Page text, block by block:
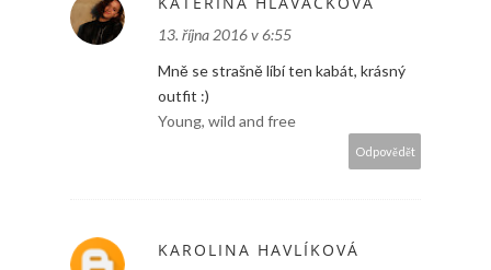
13. října 2016 v 6:55
Mně se strašně líbí ten kabát, krásný
outfit :)
Young, wild and free
Odpovědět
KAROLINA HAVLÍKOVÁ